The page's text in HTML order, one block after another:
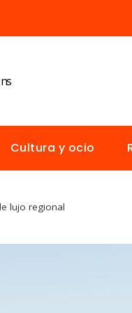
Cultura y ocio
lujo regional